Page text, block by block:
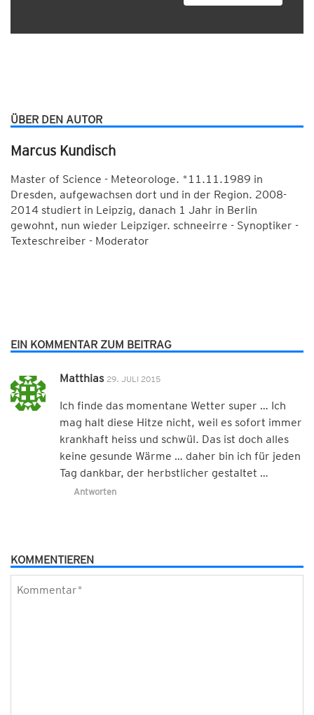
ÜBER DEN AUTOR
Marcus Kundisch
Master of Science - Meteorologe. *11.11.1989 in
Dresden, aufgewachsen dort und in der Region. 2008-
2014 studiert in Leipzig, danach 1 Jahr in Berlin
gewohnt, nun wieder Leipziger. schneeirre - Synoptiker -
Texteschreiber - Moderator
EIN KOMMENTAR ZUM BEITRAG
Matthias 29. JULI 2015
Ich finde das momentane Wetter super … Ich
mag halt diese Hitze nicht, weil es sofort immer
krankhaft heiss und schwül. Das ist doch alles
keine gesunde Wärme … daher bin ich für jeden
Tag dankbar, der herbstlicher gestaltet …
Antworten
KOMMENTIEREN